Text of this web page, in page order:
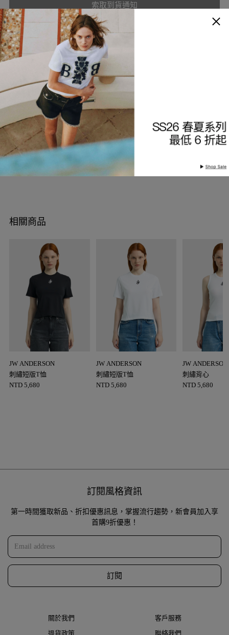
索取到貨通知
加入願望清單
商品描述
細節與保養
查看分店庫存
相關商品
JW ANDERSON
刺繡短版T恤
NTD 5,680
JW ANDERSON
刺繡短版T恤
NTD 5,680
JW ANDERSON
刺繡背心
NTD 5,680
訂閱風格資訊
第一時間獲取新品、折扣優惠訊息，掌握流行趨勢，新會員加入享
首購9折優惠！
訂閱
關於我們
客戶服務
退貨政策
聯絡我們